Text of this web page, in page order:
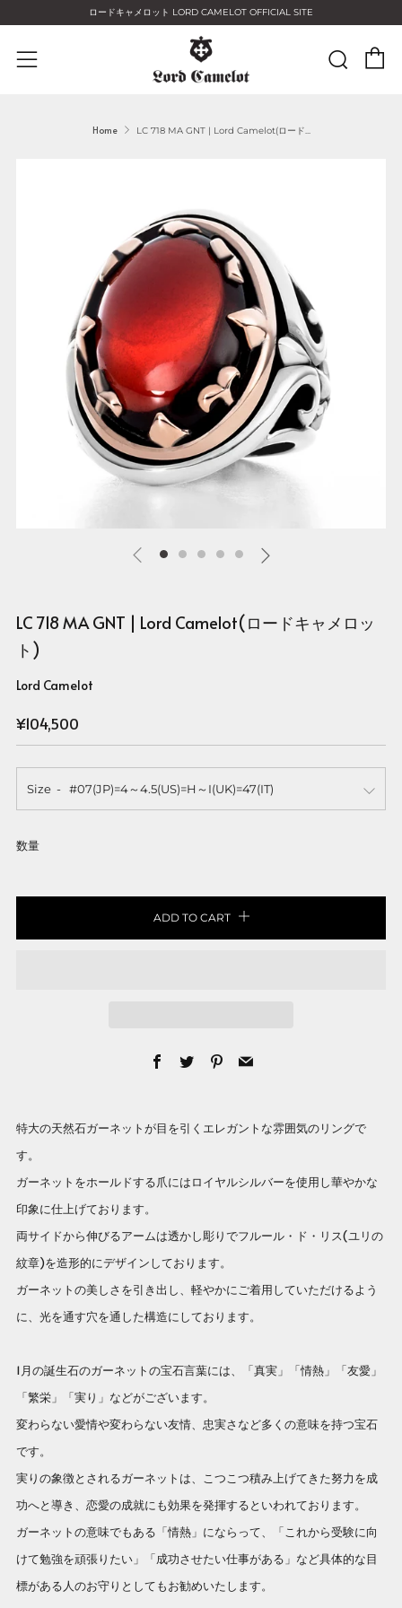
ロードキャメロット LORD CAMELOT OFFICIAL SITE
Menu
Home LC 718 MA GNT | Lord Camelot(ロード...
LC 718 MA GNT | Lord Camelot(ロードキャメロッ
ト)
Lord Camelot
Regular
price
¥104,500
Size
数量
ADD TO CART
Facebook
TwitterPinterest
Email
特大の天然石ガーネットが目を引くエレガントな雰囲気のリングで
す。
ガーネットをホールドする爪にはロイヤルシルバーを使用し華やかな
印象に仕上げております。
両サイドから伸びるアームは透かし彫りでフルール・ド・リス(ユリの
紋章)を造形的にデザインしております。
ガーネットの美しさを引き出し、軽やかにご着用していただけるよう
に、光を通す穴を通した構造にしております。
1月の誕生石のガーネットの宝石言葉には、「真実」「情熱」「友愛」
「繁栄」「実り」などがございます。
変わらない愛情や変わらない友情、忠実さなど多くの意味を持つ宝石
です。
実りの象徴とされるガーネットは、こつこつ積み上げてきた努力を成
功へと導き、恋愛の成就にも効果を発揮するといわれております。
ガーネットの意味でもある「情熱」にならって、「これから受験に向
けて勉強を頑張りたい」「成功させたい仕事がある」など具体的な目
標がある人のお守りとしてもお勧めいたします。